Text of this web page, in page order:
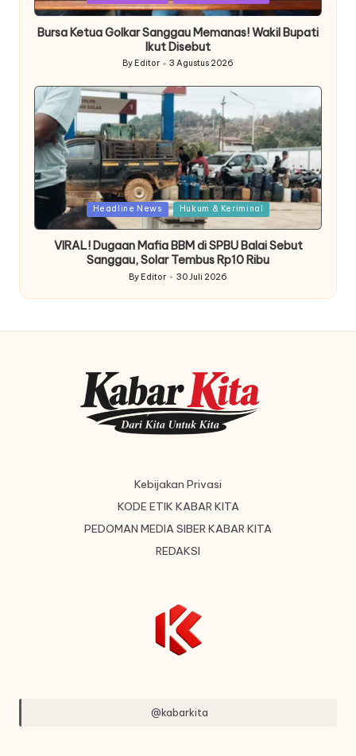
in
Bursa Ketua Golkar Sanggau Memanas! Wakil Bupati
Ikut Disebut
Posted
by
By Editor 3 Agustus 2026
Posted
in
Headline News Hukum & Keriminal
VIRAL! Dugaan Mafia BBM di SPBU Balai Sebut
Sanggau, Solar Tembus Rp10 Ribu
Posted
by
By Editor 30 Juli 2026
Kebijakan Privasi
KODE ETIK KABAR KITA
PEDOMAN MEDIA SIBER KABAR KITA
REDAKSI
@kabarkita